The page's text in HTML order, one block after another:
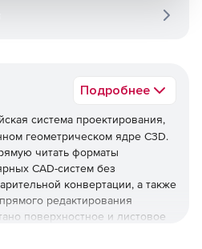
Подробнее
система проектирования,
геометрическом ядре C3D.
читать форматы
CAD-систем без
конвертации, а также
редактирования
поверхностное и листовое